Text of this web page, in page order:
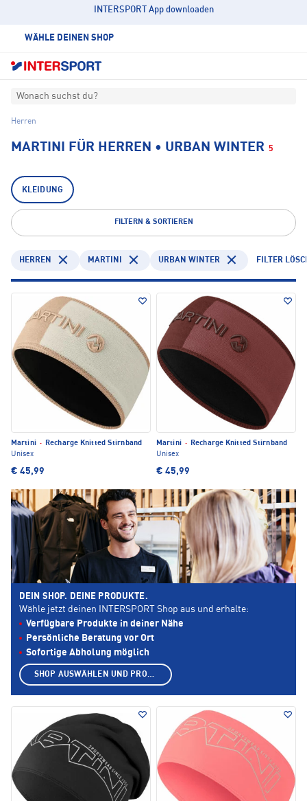
INTERSPORT App downloaden
WÄHLE DEINEN SHOP
Wonach suchst du?
Herren
MARTINI FÜR HERREN • URBAN WINTER 5
KLEIDUNG
FILTERN & SORTIEREN
HERREN MARTINI URBAN WINTER FILTER
Martini ·
Recharge Knitted Stirnband
Unisex
€ 45,99
Martini ·
Recharge Knitted Stirnband
Unisex
€ 45,99
DEIN SHOP. DEINE PRODUKTE.
Wähle jetzt deinen INTERSPORT Shop aus und erhalte:
Verfügbare Produkte in deiner Nähe
Persönliche Beratung vor Ort
Sofortige Abholung möglich
SHOP AUSWÄHLEN UND PRODUKTE ANZEIGEN